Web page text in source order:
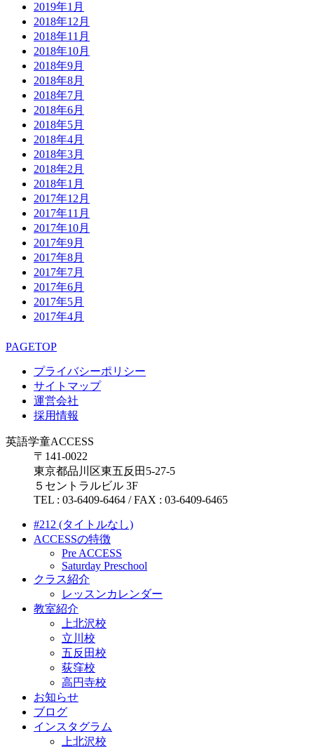
2019年1月
2018年12月
2018年11月
2018年10月
2018年9月
2018年8月
2018年7月
2018年6月
2018年5月
2018年4月
2018年3月
2018年2月
2018年1月
2017年12月
2017年11月
2017年10月
2017年9月
2017年8月
2017年7月
2017年6月
2017年5月
2017年4月
PAGETOP
プライバシーポリシー
サイトマップ
運営会社
採用情報
英語学童ACCESS
〒141-0022
東京都品川区東五反田5-27-5
５セントラルビル 3F
TEL : 03-6409-6464 / FAX : 03-6409-6465
#212 (タイトルなし)
ACCESSの特徴
Pre ACCESS
Saturday Preschool
クラス紹介
レッスンカレンダー
教室紹介
上北沢校
立川校
五反田校
荻窪校
高円寺校
お知らせ
ブログ
インスタグラム
上北沢校